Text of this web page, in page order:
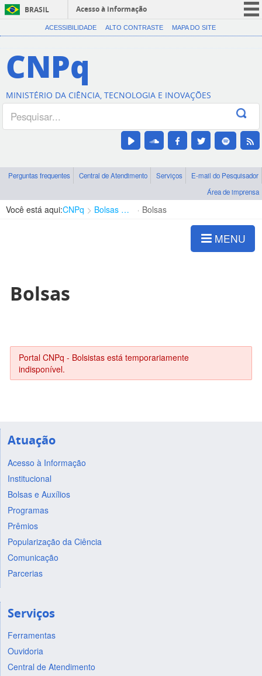
BRASIL
Acesso à informação
CORONAVÍRUS (COVID-19)
Canais
ACESSIBILIDADE ALTO CONTRASTE MAPA DO SITE
CNPq
MINISTÉRIO DA CIÊNCIA, TECNOLOGIA E INOVAÇÕES
Perguntas frequentes Central de Atendimento Serviços
E-mail do Pesquisador
Área de imprensa
Você está aqui:CNPq Bolsas e Auxílios Vigentes Bolsas
MENU
Bolsas
Portal CNPq - Bolsistas está temporariamente
indisponível.
Atuação
Acesso à Informação
Institucional
Bolsas e Auxílios
Programas
Prêmios
Popularização da Ciência
Comunicação
Parcerias
Serviços
Ferramentas
Ouvidoria
Central de Atendimento